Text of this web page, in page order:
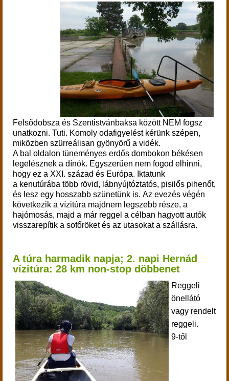
Felsődobsza és Szentistvánbaksa között NEM fogsz
unatkozni. Tuti. Komoly odafigyelést kérünk szépen,
miközben szürreálisan gyönyörű a vidék.
A bal oldalon tüneményes erdős dombokon békésen
legelésznek a dínók. Egyszerűen nem fogod elhinni,
hogy ez a XXI. század és Európa.
Iktatunk
a kenutúrába több rövid, lábnyújtóztatós, pisilős pihenőt,
és lesz egy hosszabb szünetünk is. Az evezés végén
következik a vízitúra majdnem legszebb része, a
hajómosás, majd a már reggel a célban hagyott autók
visszarepítik a sofőröket és az utasokat a szállásra.
A túra harmadik napja; 2. napi Hernád
vízitúra: 28 km non-stop döbbenet
Reggeli
önellátó
vagy rendelt
reggeli.
9-től